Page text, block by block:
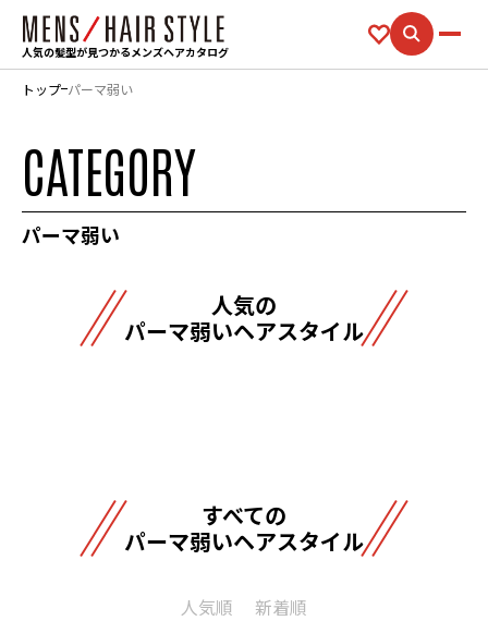
人気の髪型が見つかるメンズヘアカタログ
トップ パーマ弱い
CATEGORY
パーマ弱い
人気の
パーマ弱いヘアスタイル
すべての
パーマ弱いヘアスタイル
人気順 新着順